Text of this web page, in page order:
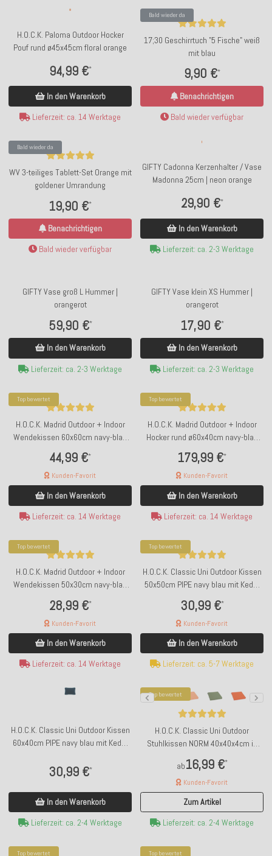
H.O.C.K. Paloma Outdoor Hocker
Pouf rund ø45x45cm floral orange
94,99 €*
In den Warenkorb
Lieferzeit: ca. 14 Werktage
Bald wieder da
17;30 Geschirrtuch "5 Fische" weiß
mit blau
9,90 €*
Benachrichtigen
Bald wieder verfügbar
Bald wieder da
WV 3-teiliges Tablett-Set Orange mit
goldener Umrandung
19,90 €*
Benachrichtigen
Bald wieder verfügbar
GIFTY Cadonna Kerzenhalter / Vase
Madonna 25cm | neon orange
29,90 €*
In den Warenkorb
Lieferzeit: ca. 2-3 Werktage
GIFTY Vase groß L Hummer |
orangerot
59,90 €*
In den Warenkorb
Lieferzeit: ca. 2-3 Werktage
GIFTY Vase klein XS Hummer |
orangerot
17,90 €*
In den Warenkorb
Lieferzeit: ca. 2-3 Werktage
Top bewertet
H.O.C.K. Madrid Outdoor + Indoor
Wendekissen 60x60cm navy-blau
44,99 €*
Kunden-Favorit
In den Warenkorb
Lieferzeit: ca. 14 Werktage
Top bewertet
H.O.C.K. Madrid Outdoor + Indoor
Hocker rund ø60x40cm navy-blau
179,99 €*
Kunden-Favorit
In den Warenkorb
Lieferzeit: ca. 14 Werktage
Top bewertet
H.O.C.K. Madrid Outdoor + Indoor
Wendekissen 50x30cm navy-blau
28,99 €*
Kunden-Favorit
In den Warenkorb
Lieferzeit: ca. 14 Werktage
Top bewertet
H.O.C.K. Classic Uni Outdoor Kissen
50x50cm PIPE navy blau mit Keder
30,99 €*
Kunden-Favorit
In den Warenkorb
Lieferzeit: ca. 5-7 Werktage
H.O.C.K. Classic Uni Outdoor Kissen
60x40cm PIPE navy blau mit Keder
30,99 €*
In den Warenkorb
Lieferzeit: ca. 2-4 Werktage
Top bewertet
H.O.C.K. Classic Uni Outdoor
Stuhlkissen NORM 40x40x4cm in
ab16,99 €*
Kunden-Favorit
Zum Artikel
Lieferzeit: ca. 2-4 Werktage
Top bewertet Top bewertet